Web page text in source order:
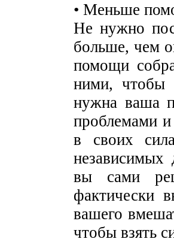
• Меньше
Не нужно
больше, чем
помощи
ними, чтобы
нужна ваша
проблемами
в своих
независимых
вы сами
фактически
вашего
чтобы взять